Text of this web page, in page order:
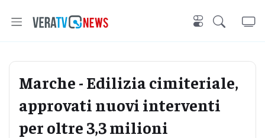
Marche - Edilizia cimiteriale,
approvati nuovi interventi
per oltre 3,3 milioni